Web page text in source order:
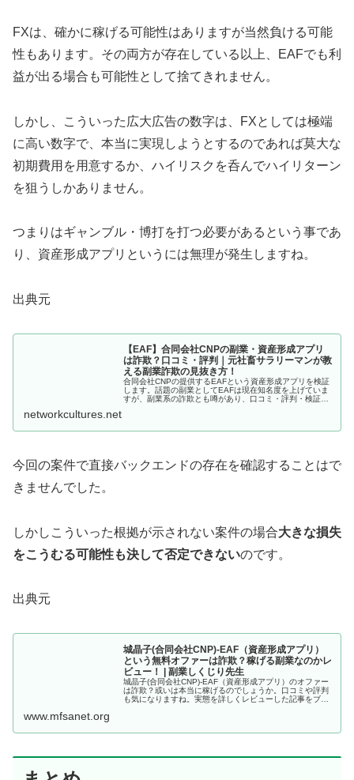
FXは、確かに稼げる可能性はありますが当然負ける可能
性もあります。その両方が存在している以上、EAFでも利
益が出る場合も可能性として捨てきれません。
しかし、こういった広大広告の数字は、FXとしては極端
に高い数字で、本当に実現しようとするのであれば莫大な
初期費用を用意するか、ハイリスクを呑んでハイリターン
を狙うしかありません。
つまりはギャンブル・博打を打つ必要があるという事であ
り、資産形成アプリというには無理が発生しますね。
出典元
【EAF】合同会社CNPの副業・資産形成アプリ
は詐欺？口コミ・評判｜元社畜サラリーマンが教
える副業詐欺の見抜き方！
合同会社CNPの提供するEAFという資産形成アプリを検証
します。話題の副業としてEAFは現在知名度を上げていま
すが、副業系の詐欺とも噂があり、口コミ・評判・検証結
networkcultures.net
今回の案件で直接バックエンドの存在を確認することはで
きませんでした。
しかしこういった根拠が示されない案件の場合大きな損失
をこうむる可能性も決して否定できないのです。
出典元
城晶子(合同会社CNP)-EAF（資産形成アプリ）
という無料オファーは詐欺？稼げる副業なのかレ
ビュー！ | 副業しくじり先生
城晶子(合同会社CNP)-EAF（資産形成アプリ）のオファー
は詐欺？或いは本当に稼げるのでしょうか。口コミや評判
も気になりますね。実態を詳しくレビューした記事をブロ
www.mfsanet.org